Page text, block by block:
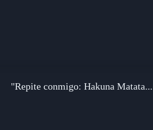
"Repite conmigo: Hakuna